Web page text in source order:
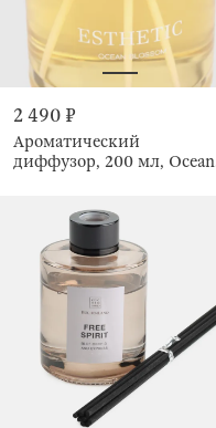
2 490 ₽
Ароматический
диффузор, 200 мл, Ocean